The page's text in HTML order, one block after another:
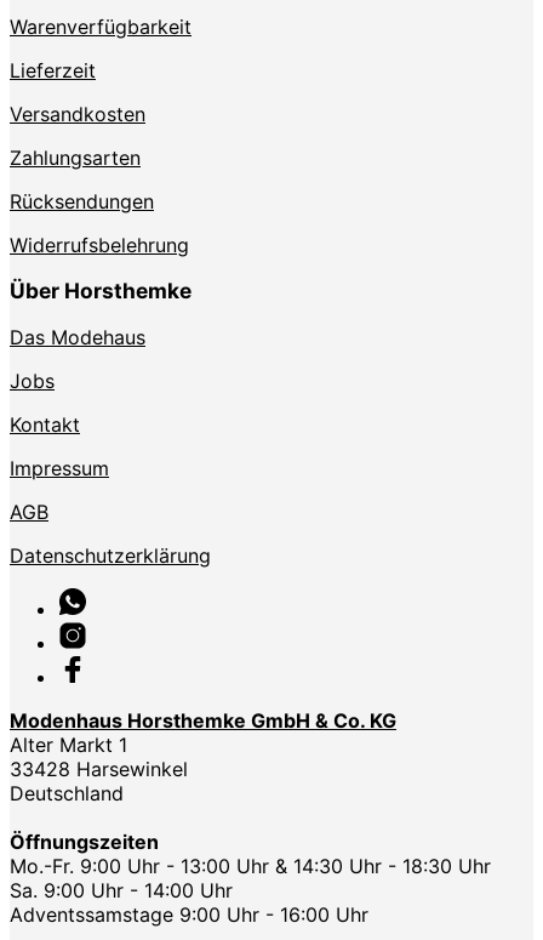
Warenverfügbarkeit
Lieferzeit
Versandkosten
Zahlungsarten
Rücksendungen
Widerrufsbelehrung
Über Horsthemke
Das Modehaus
Jobs
Kontakt
Impressum
AGB
Datenschutzerklärung
Modenhaus Horsthemke GmbH & Co. KG
Alter Markt 1
33428 Harsewinkel
Deutschland
Öffnungszeiten
Mo.-Fr. 9:00 Uhr - 13:00 Uhr & 14:30 Uhr - 18:30 Uhr
Sa. 9:00 Uhr - 14:00 Uhr
Adventssamstage 9:00 Uhr - 16:00 Uhr